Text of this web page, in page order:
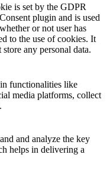
is set by the GDPR
plugin and is used
or not user has
to the use of cookies. It
store any personal data.
functionalities like
media platforms, collect
and analyze the key
helps in delivering a